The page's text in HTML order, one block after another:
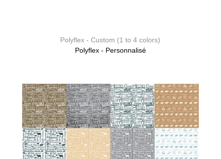
Polyflex - Custom (1 to 4 colors)
Polyflex - Personnalisé